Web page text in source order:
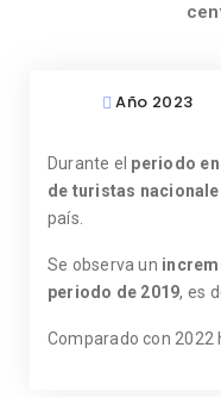
Año 2023
Durante el periodo
de turistas
país.
Se observa un
periodo de 2019, es
Comparado con 2022